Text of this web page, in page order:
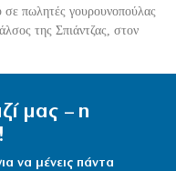
πωλητές γουρουνοπούλας
της Σπιάντζας, στον
μας – η
να μένεις πάντα